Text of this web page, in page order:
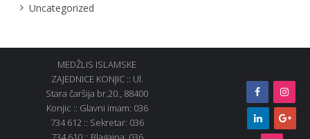
Uncategorized
MEDŽLIS ISLAMSKE
ZAJEDNICE KONJIC :: Ul.
Stara čaršija br.20., 88400
Konjic :: Glavni imam: 036
734 612 :: Sekretar: 036